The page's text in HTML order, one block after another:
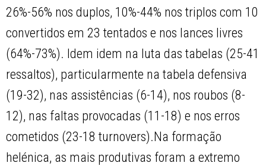
26%-56% nos duplos, 10%-44% nos triplos com 10
convertidos em 23 tentados e nos lances livres
(64%-73%). Idem idem na luta das tabelas (25-41
ressaltos), particularmente na tabela defensiva
(19-32), nas assistências (6-14), nos roubos (8-
12), nas faltas provocadas (11-18) e nos erros
cometidos (23-18 turnovers).Na formação
helénica, as mais produtivas foram a extremo